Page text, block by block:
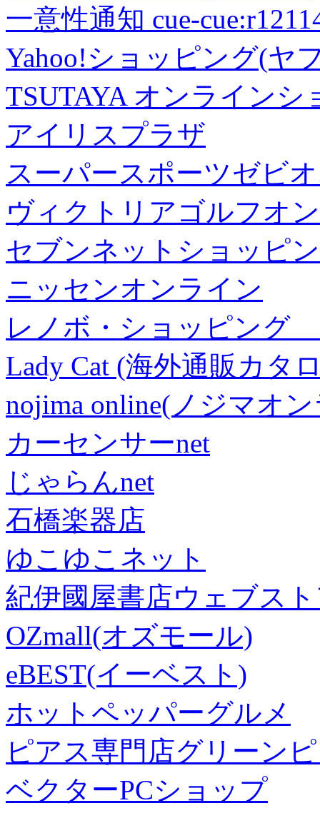
一意性通知 cue-
Yahoo!ショッピング(ヤ
TSUTAYA オンラインシ
アイリスプラザ
スーパースポーツゼビ
ヴィクトリアゴルフオ
セブンネットショッピ
ニッセンオンライン
レノボ・ショッピング
Lady Cat (海外通販カタ
nojima online(ノジマオ
カーセンサーnet
じゃらんnet
石橋楽器店
ゆこゆこネット
紀伊國屋書店ウェブス
OZmall(オズモール)
eBEST(イーベスト)
ホットペッパーグルメ
ピアス専門店グリーン
ベクターPCショップ